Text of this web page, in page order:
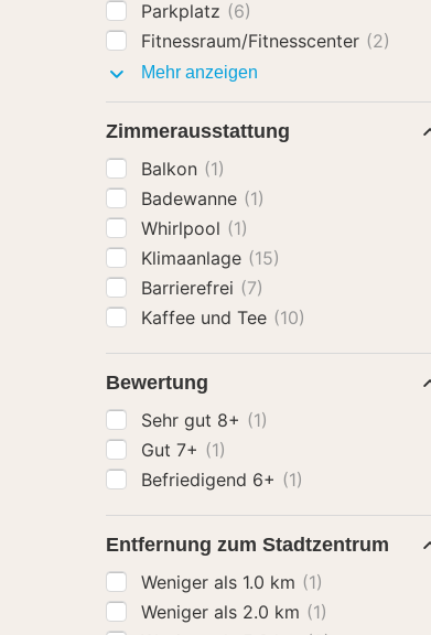
Parkplatz (6)
Fitnessraum/Fitnesscenter (2)
Mehr anzeigen
Zimmerausstattung
Balkon (1)
Badewanne (1)
Whirlpool (1)
Klimaanlage (15)
Barrierefrei (7)
Kaffee und Tee (10)
Bewertung
Sehr gut 8+ (1)
Gut 7+ (1)
Befriedigend 6+ (1)
Entfernung zum Stadtzentrum
Weniger als 1.0 km (1)
Weniger als 2.0 km (1)